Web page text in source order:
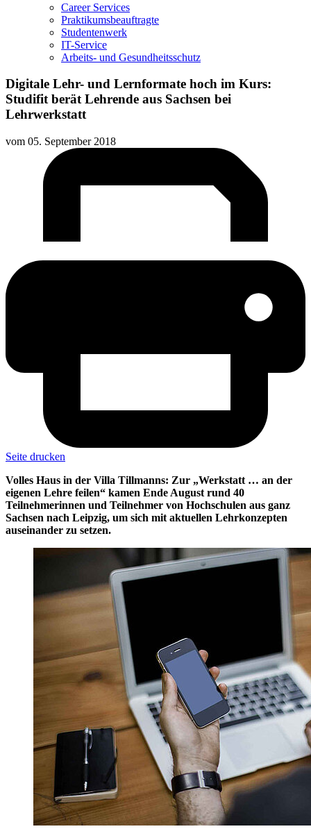
Career Services
Praktikumsbeauftragte
Studentenwerk
IT-Service
Arbeits- und Gesundheitsschutz
Digitale Lehr- und Lernformate hoch im Kurs:
Studifit berät Lehrende aus Sachsen bei
Lehrwerkstatt
vom 05. September 2018
Seite drucken
Volles Haus in der Villa Tillmanns: Zur „Werkstatt … an der
eigenen Lehre feilen“ kamen Ende August rund 40
Teilnehmerinnen und Teilnehmer von Hochschulen aus ganz
Sachsen nach Leipzig, um sich mit aktuellen Lehrkonzepten
auseinander zu setzen.